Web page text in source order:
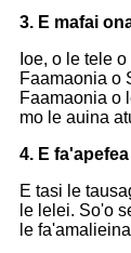
3. E mafai
Ioe, o le tele
Faamaonia o
Faamaonia o
mo le auina
4. E
E tasi le
le lelei. So'o
le